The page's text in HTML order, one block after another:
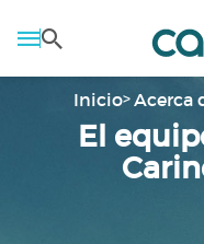
Inicio Acerca
El